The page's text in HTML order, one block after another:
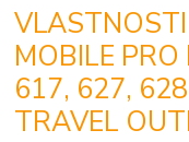
MOBILE
617, 627,
TRAVEL